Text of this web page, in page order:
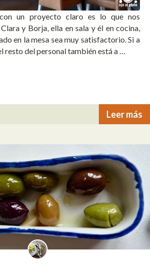
un proyecto claro es lo que nos
y Borja, ella en sala y él en cocina,
en la mesa sea muy satisfactorio. Si a
resto del personal también está a …
Leer más